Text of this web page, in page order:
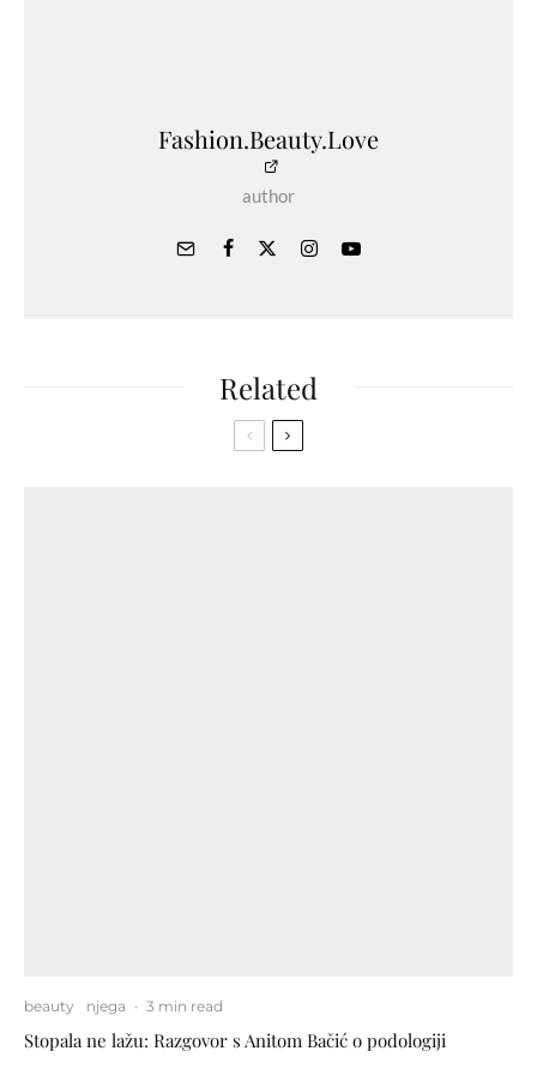
Fashion.Beauty.Love
author
Related
beauty njega · 3 min read
Stopala ne lažu: Razgovor s Anitom Bačić o podologiji